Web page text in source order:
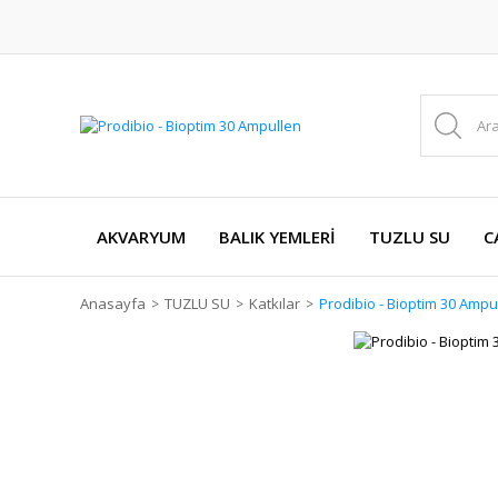
AKVARYUM BALIK YEMLERİ TUZLU SU
Anasayfa TUZLU SU Katkılar Prodibio - Bioptim 30